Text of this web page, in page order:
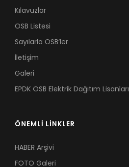
Kılavuzlar
OSB Listesi
Sayılarla OSB’ler
İletişim
Galeri
EPDK OSB Elektrik Dağıtım Lisanları
ÖNEMLİ LİNKLER
HABER Arşivi
FOTO Galeri